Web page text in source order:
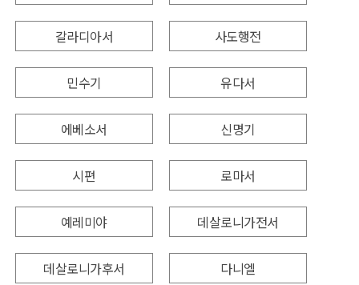
갈라디아서 사도행전
민수기 유다서
에베소서 신명기
시편 로마서
예레미야 데살로니가전서
데살로니가후서 다니엘